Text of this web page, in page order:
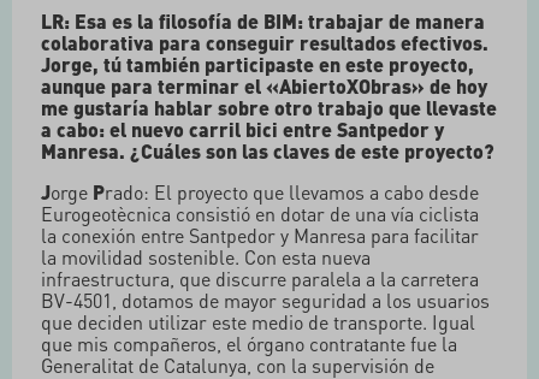
LR: Esa es la filosofía de BIM: trabajar de manera
colaborativa para conseguir resultados efectivos.
Jorge, tú también participaste en este proyecto,
aunque para terminar el «AbiertoXObras» de hoy
me gustaría hablar sobre otro trabajo que llevaste
a cabo: el nuevo carril bici entre Santpedor y
Manresa. ¿Cuáles son las claves de este proyecto?
Jorge Prado: El proyecto que llevamos a cabo desde
Eurogeotècnica consistió en dotar de una vía ciclista
la conexión entre Santpedor y Manresa para facilitar
la movilidad sostenible. Con esta nueva
infraestructura, que discurre paralela a la carretera
BV-4501, dotamos de mayor seguridad a los usuarios
que deciden utilizar este medio de transporte. Igual
que mis compañeros, el órgano contratante fue la
Generalitat de Catalunya, con la supervisión de